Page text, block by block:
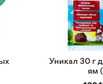
Уникал 30 г
ям